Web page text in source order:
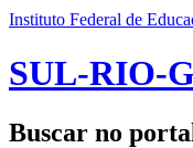
Instituto Federal de
SUL-RIO-
Buscar no